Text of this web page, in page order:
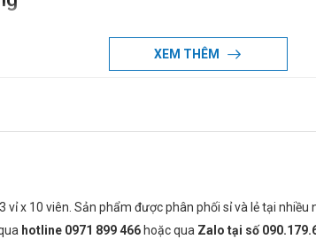
một lần.
chứng liên quan đến viêm mũi dị ứng (bao gồm
XEM THÊM
vỉ x 10 viên. Sản phẩm được phân phối sỉ và lẻ tại
hotline 0971 899 466 hoặc qua Zalo tại số